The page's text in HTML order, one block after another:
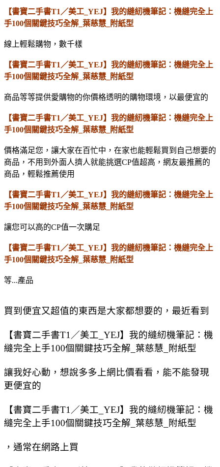
【書寶二手書T1／美工_YEJ】我的縫紉機筆記：機縫完全上
手100個關鍵技巧全解_葉慈慧_附紙型
線上輕鬆購物，數千樣
【書寶二手書T1／美工_YEJ】我的縫紉機筆記：機縫完全上
手100個關鍵技巧全解_葉慈慧_附紙型
商品等等提供愛購物的你價格透明的購物環境，以最便宜的
【書寶二手書T1／美工_YEJ】我的縫紉機筆記：機縫完全上
手100個關鍵技巧全解_葉慈慧_附紙型
價格滿足您，讓大家在百忙中，在家也能輕鬆買到自己想要的
商品，不用到外面人擠人就能挑選CP值超高，網友最推薦的
商品，輕鬆推薦使用
【書寶二手書T1／美工_YEJ】我的縫紉機筆記：機縫完全上
手100個關鍵技巧全解_葉慈慧_附紙型
讓您可以高的CP值一次購足
【書寶二手書T1／美工_YEJ】我的縫紉機筆記：機縫完全上
手100個關鍵技巧全解_葉慈慧_附紙型
等...產品
買到便宜又超值的東西是大家都想要的，最近看到
【書寶二手書T1／美工_YEJ】我的縫紉機筆記：機
縫完全上手100個關鍵技巧全解_葉慈慧_附紙型
讓我好心動，想說多多上網比價看看，能不能發現
更便宜的
【書寶二手書T1／美工_YEJ】我的縫紉機筆記：機
縫完全上手100個關鍵技巧全解_葉慈慧_附紙型
，通常在網路上買